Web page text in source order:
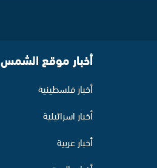
أخبار موقع الشمس
أخبار فلسطينية
أخبار اسرائيلية
أخبار عربية